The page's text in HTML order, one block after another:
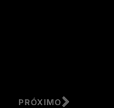
PRÓXIMO